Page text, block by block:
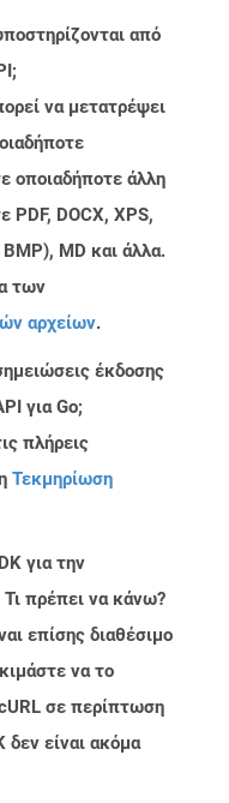
από
να μετατρέψει
οποιαδήποτε άλλη
PDF, DOCX, XPS,
BMP), MD και άλλα.
των
αρχείων.
έκδοσης
για Go;
πλήρεις
Τεκμηρίωση
για την
πρέπει να κάνω?
επίσης διαθέσιμο
να το
σε περίπτωση
δεν είναι ακόμα